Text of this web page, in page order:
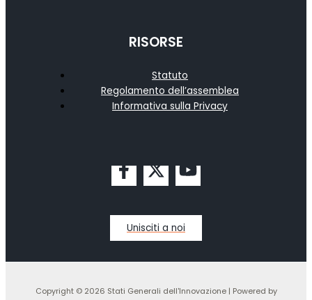
RISORSE
Statuto
Regolamento dell’assemblea
Informativa sulla Privacy
Unisciti a noi
Copyright © 2026 Stati Generali dell'Innovazione | Powered by